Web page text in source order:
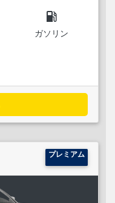
local_gas_station
ガソリン
プレミアム